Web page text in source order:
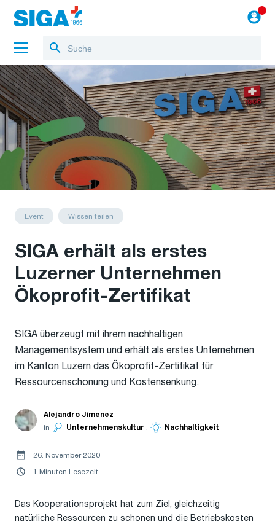
Über uns
Referenzen
Jobs
Blog
Event Wissen teilen
SIGA erhält als erstes
Luzerner Unternehmen
Ökoprofit-Zertifikat
SIGA überzeugt mit ihrem nachhaltigen
Managementsystem und erhält als erstes Unternehmen
im Kanton Luzern das Ökoprofit-Zertifikat für
Ressourcenschonung und Kostensenkung.
Alejandro Jimenez
in
Unternehmenskultur , Nachhaltigkeit
26. November 2020
1 Minuten Lesezeit
Das Kooperationsprojekt hat zum Ziel, gleichzeitig
natürliche Ressourcen zu schonen und die Betriebskosten